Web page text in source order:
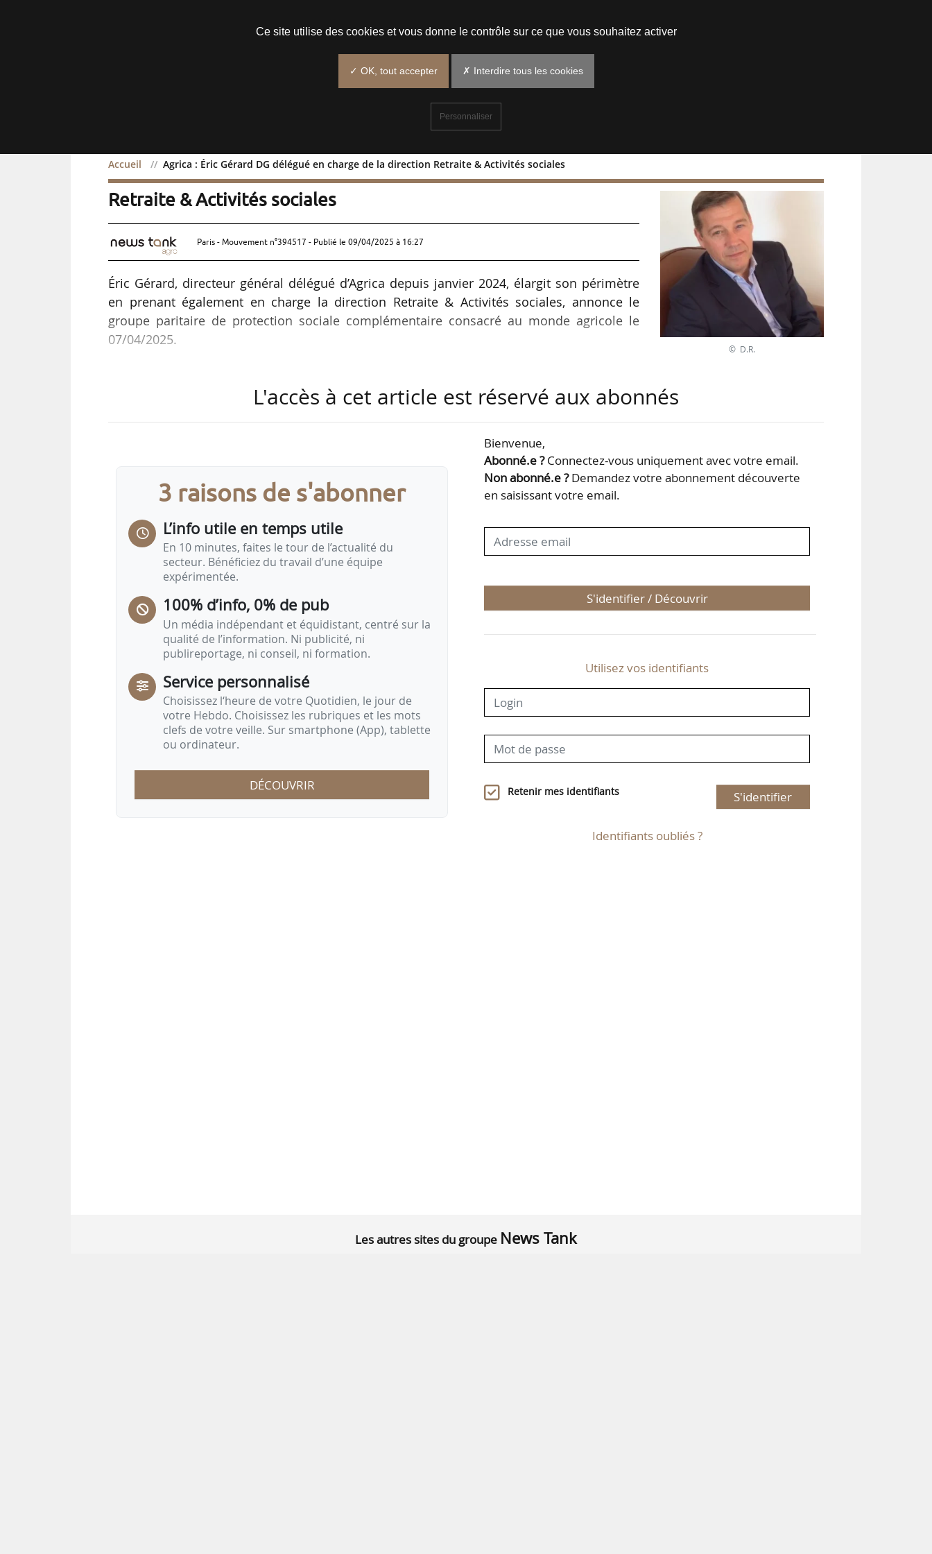
Accueil Agrica : Éric Gérard DG délégué en charge de la direction Retraite & Activités sociales
Agrica : Éric Gérard DG délégué en charge de la direction
Retraite & Activités sociales
Paris - Mouvement n°394517 - Publié le 09/04/2025 à 16:27
Éric Gérard, directeur général délégué d’Agrica depuis janvier 2024, élargit son périmètre
en prenant également en charge la direction Retraite & Activités sociales, annonce le
groupe paritaire de protection sociale complémentaire consacré au monde agricole le
07/04/2025.
juin 2010, fonction qu’il a exercée jusqu’en janvier 2020.
complémentaire en 2024 et 1,5 million de cotisants dans 183 000 entreprises. Il emploie
© D.R.
L'accès à cet article est réservé aux abonnés
3 raisons de s'abonner
L’info utile en temps utile
En 10 minutes, faites le tour de l’actualité du
secteur. Bénéficiez du travail d’une équipe
expérimentée.
100% d’info, 0% de pub
Un média indépendant et équidistant, centré sur la
qualité de l’information. Ni publicité, ni
publireportage, ni conseil, ni formation.
Service personnalisé
Choisissez l‘heure de votre Quotidien, le jour de
votre Hebdo. Choisissez les rubriques et les mots
clefs de votre veille. Sur smartphone (App), tablette
ou ordinateur.
DÉCOUVRIR
Bienvenue,
Abonné.e ?Connectez-vous uniquement avec votre email.
Non abonné.e ?Demandez votre abonnement découverte
en saisissant votre email.
S'identifier / Découvrir
Utilisez vos identifiants
Retenir mes identifiants S'identifier
Identifiants oubliés ?
Les autres sites du groupe News Tank
Ce site utilise des cookies et vous donne le contrôle sur ce que vous souhaitez activer
✓ OK, tout accepter ✗ Interdire tous les cookies
Personnaliser